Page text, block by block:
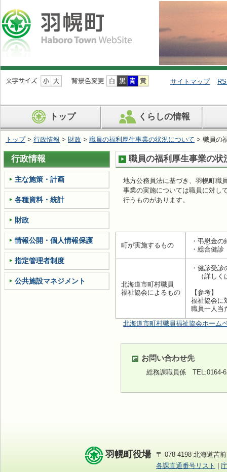
ナ
ビ
ン
を
ば
す
サイトマップ
トップ くらしの情報
トップ> 行政情報 > 財政 > 職員の福利厚生事業の状況について > 職員の
職員の福利厚生事業の
地方公務員法に基づき、羽幌町職
事業の実施については職員に対し
行うものがあります。
町が実施するもの
・弔慰金の
・総合健
北海道市町村職員
福祉協会によるもの
・健診受
（詳し
【参考】
福祉協会
職員一人
北海道市町村職員福祉協会ホーム
お問い合わせ先
総務課職員係 TEL:0164-
行政情報
主な施策・計画
各種資料・統計
財政
情報公開・個人情報保護
指定管理者制度
公共施設マネジメント
羽幌町役場
〒 078-4198 北海道苫
各課直通番号リスト